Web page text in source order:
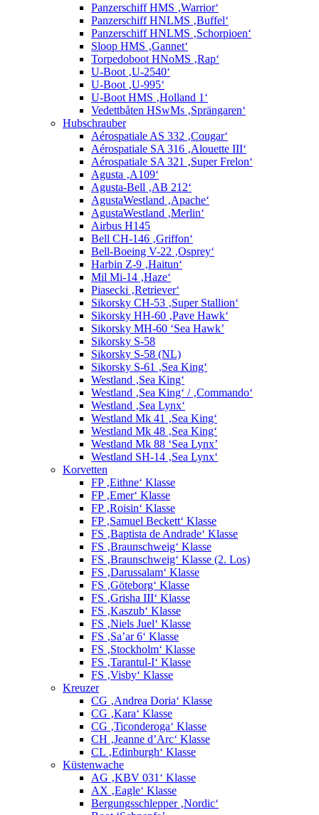
Panzerschiff HMS ‚Warrior‘
Panzerschiff HNLMS ‚Buffel‘
Panzerschiff HNLMS ‚Schorpioen‘
Sloop HMS ‚Gannet‘
Torpedoboot HNoMS ‚Rap‘
U-Boot ‚U-2540‘
U-Boot ‚U-995‘
U-Boot HMS ‚Holland 1‘
Vedettbåten HSwMs ‚Sprängaren‘
Hubschrauber
Aérospatiale AS 332 ‚Cougar‘
Aérospatiale SA 316 ‚Alouette III‘
Aérospatiale SA 321 ‚Super Frelon‘
Agusta ‚A109‘
Agusta-Bell ‚AB 212‘
AgustaWestland ‚Apache‘
AgustaWestland ‚Merlin‘
Airbus H145
Bell CH-146 ‚Griffon‘
Bell-Boeing V-22 ‚Osprey‘
Harbin Z-9 ‚Haitun‘
Mil Mi-14 ‚Haze‘
Piasecki ‚Retriever‘
Sikorsky CH-53 ‚Super Stallion‘
Sikorsky HH-60 ‚Pave Hawk‘
Sikorsky MH-60 ‘Sea Hawk’
Sikorsky S-58
Sikorsky S-58 (NL)
Sikorsky S-61 ‚Sea King‘
Westland ‚Sea King‘
Westland ‚Sea King‘ / ‚Commando‘
Westland ‚Sea Lynx‘
Westland Mk 41 ‚Sea King‘
Westland Mk 48 ‚Sea King‘
Westland Mk 88 ‘Sea Lynx’
Westland SH-14 ‚Sea Lynx‘
Korvetten
FP ‚Eithne‘ Klasse
FP ‚Emer‘ Klasse
FP ‚Roisin‘ Klasse
FP ‚Samuel Beckett‘ Klasse
FS ‚Baptista de Andrade‘ Klasse
FS ‚Braunschweig‘ Klasse
FS ‚Braunschweig‘ Klasse (2. Los)
FS ‚Darussalam‘ Klasse
FS ‚Göteborg‘ Klasse
FS ‚Grisha III‘ Klasse
FS ‚Kaszub‘ Klasse
FS ‚Niels Juel‘ Klasse
FS ‚Sa’ar 6‘ Klasse
FS ‚Stockholm‘ Klasse
FS ‚Tarantul-I‘ Klasse
FS ‚Visby‘ Klasse
Kreuzer
CG ‚Andrea Doria‘ Klasse
CG ‚Kara‘ Klasse
CG ‚Ticonderoga‘ Klasse
CH ‚Jeanne d’Arc‘ Klasse
CL ‚Edinburgh‘ Klasse
Küstenwache
AG ‚KBV 031‘ Klasse
AX ‚Eagle‘ Klasse
Bergungsschlepper ‚Nordic‘